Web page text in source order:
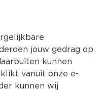
Kies jouw
Producten
jouw gedrag op
kunnen
vanuit onze e-
kunnen wij